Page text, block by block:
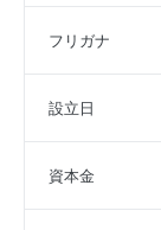
フリガナ
設立日
資本金